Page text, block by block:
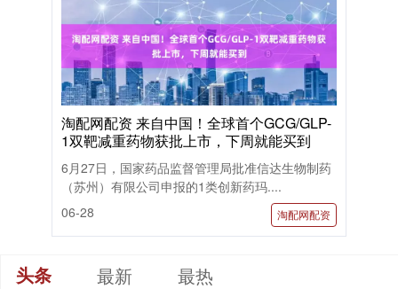
淘配网配资 来自中国！全球首个GCG/GLP-
1双靶减重药物获批上市，下周就能买到
6月27日，国家药品监督管理局批准信达生物制药
（苏州）有限公司申报的1类创新药玛....
06-28
淘配网配资
头条 最新 最热